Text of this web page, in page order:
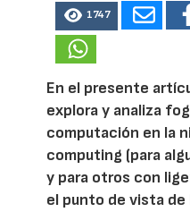
1747
En el presente
explora y analiza
computación en la
computing (para
y para otros con
el punto de vista